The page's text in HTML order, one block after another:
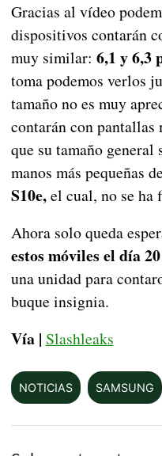
Gracias al vídeo
dispositivos contarán
muy similar: 6,1 y 6,3
toma podemos verlos
tamaño no es muy
contarán con pantallas
que su tamaño
manos más pequeñas
S10e,el cual, no se ha
Ahora solo queda
estos móviles el día
una unidad para
buque insignia.
Vía | Slashleaks
NOTICIAS SAMSUNG